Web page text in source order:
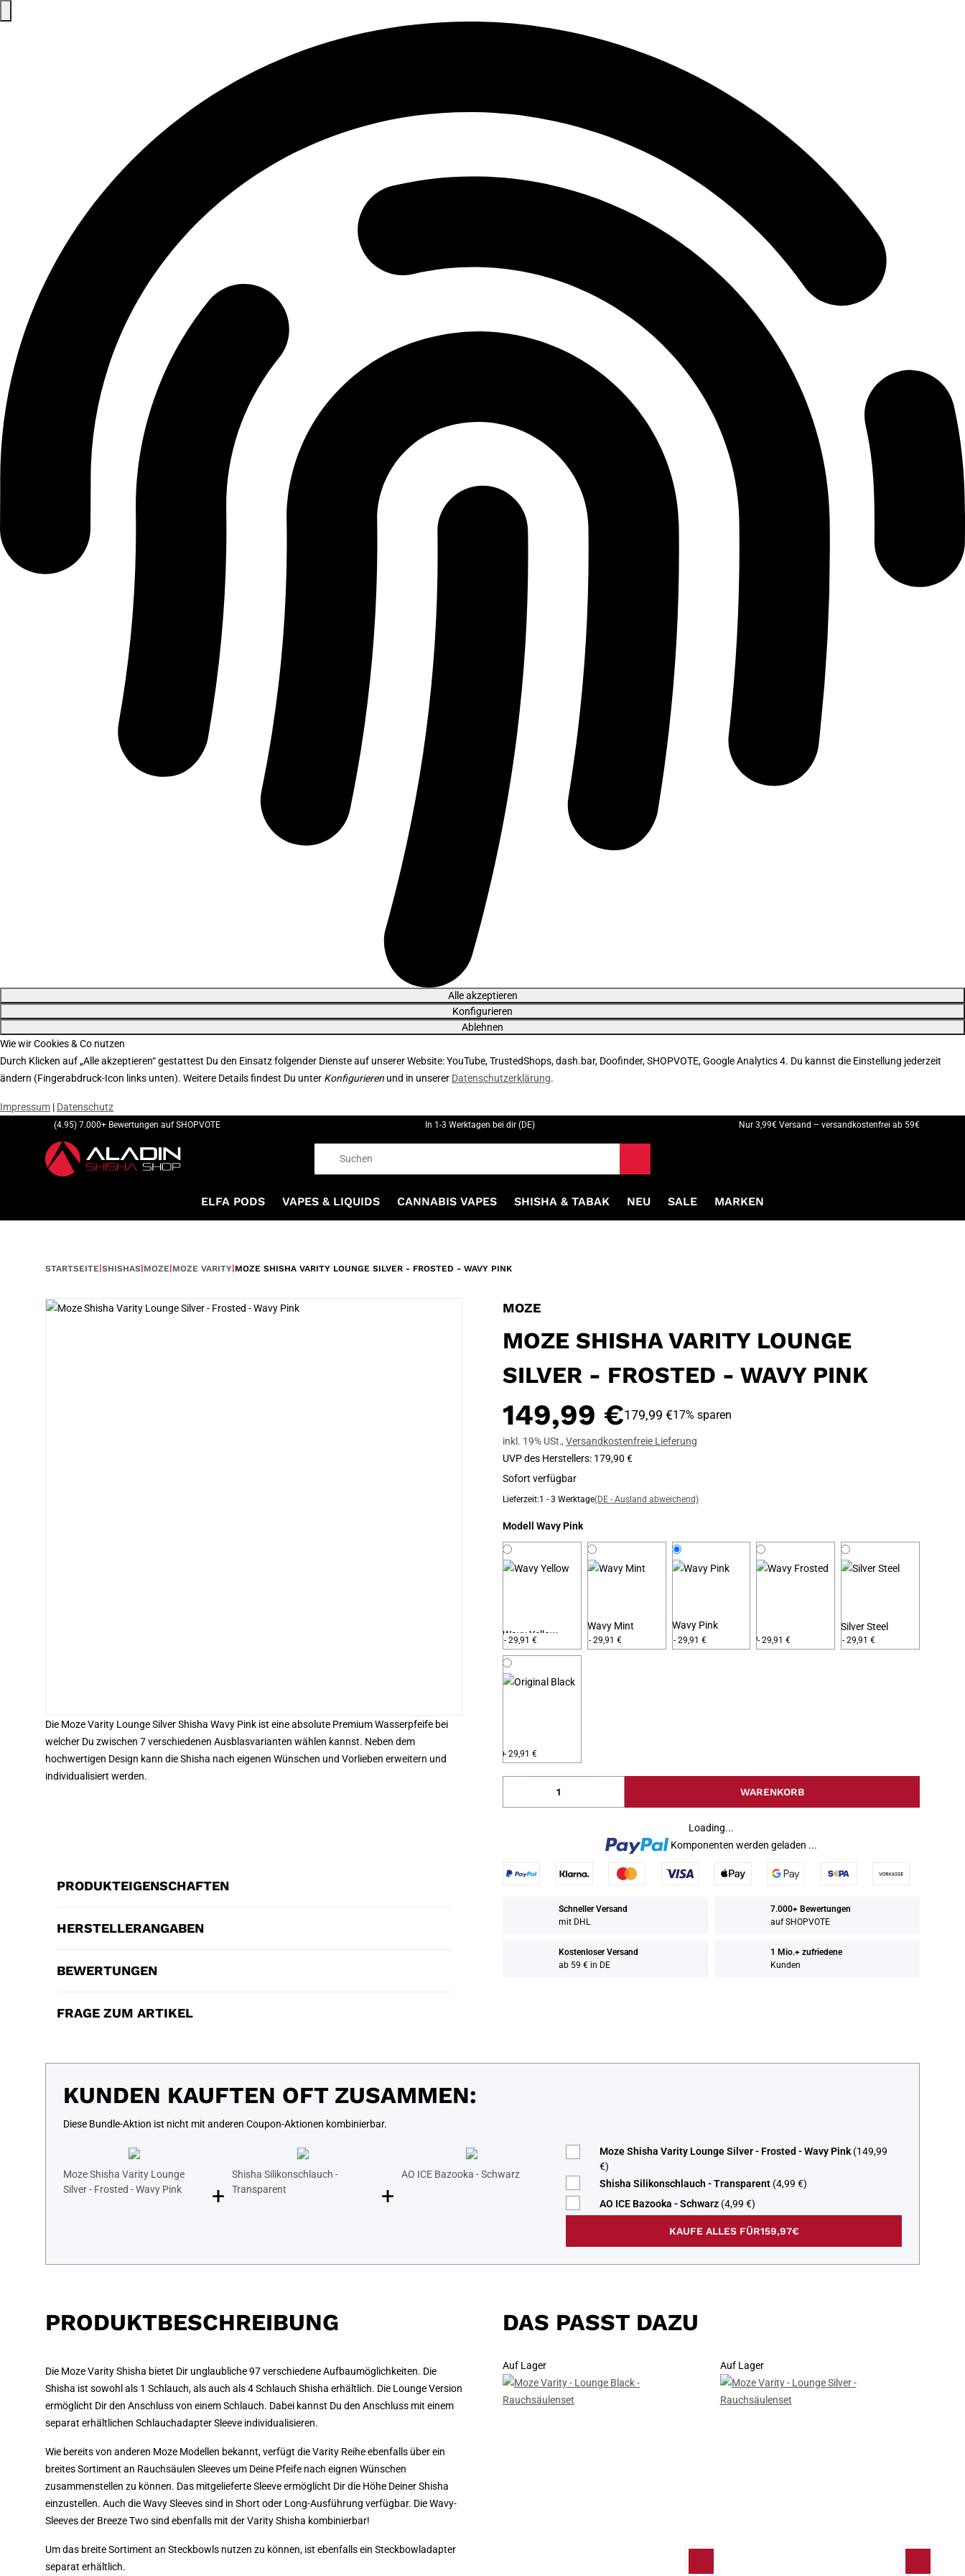
Alle akzeptieren
Konfigurieren
Ablehnen
Wie wir Cookies & Co nutzen
Durch Klicken auf „Alle akzeptieren“ gestattest Du den Einsatz folgender Dienste auf unserer Website: YouTube, TrustedShops, dash.bar, Doofinder, SHOPVOTE, Google Analytics 4. Du kannst die Einstellung jederzeit
ändern (Fingerabdruck-Icon links unten). Weitere Details findest Du unter Konfigurieren und in unserer Datenschutzerklärung.
Impressum | Datenschutz
(4.95) 7.000+ Bewertungen auf SHOPVOTE In 1-3 Werktagen bei dir (DE) Nur 3,99€ Versand – versandkostenfrei ab 59€
ELFA PODS VAPES & LIQUIDS CANNABIS VAPES SHISHA & TABAK NEU SALE MARKEN
STARTSEITE SHISHAS MOZE MOZE VARITY MOZE SHISHA VARITY LOUNGE SILVER - FROSTED - WAVY PINK
MOZE
MOZE SHISHA VARITY LOUNGE
SILVER - FROSTED - WAVY PINK
149,99 €179,99 €17% sparen
inkl. 19% USt., Versandkostenfreie Lieferung
UVP des Herstellers: 179,90 €
Sofort verfügbar
Lieferzeit:1 - 3 Werktage(DE - Ausland abweichend)
Modell Wavy Pink
Wavy Yellow
- 29,91 €
Wavy Mint
- 29,91 €
Wavy Pink
- 29,91 € Wavy Frosted
- 29,91 €
Silver Steel
- 29,91 €
Original Black
- 29,91 €
WARENKORB
Loading...
Komponenten werden geladen ...
Schneller Versand
mit DHL
7.000+ Bewertungen
auf SHOPVOTE
Kostenloser Versand
ab 59 € in DE
1 Mio.+ zufriedene
Kunden
Die Moze Varity Lounge Silver Shisha Wavy Pink ist eine absolute Premium Wasserpfeife bei
welcher Du zwischen 7 verschiedenen Ausblasvarianten wählen kannst. Neben dem
hochwertigen Design kann die Shisha nach eigenen Wünschen und Vorlieben erweitern und
individualisiert werden.
PRODUKTEIGENSCHAFTEN
HERSTELLERANGABEN
BEWERTUNGEN
FRAGE ZUM ARTIKEL
KUNDEN KAUFTEN OFT ZUSAMMEN:
Diese Bundle-Aktion ist nicht mit anderen Coupon-Aktionen kombinierbar.
Moze Shisha Varity Lounge
Silver - Frosted - Wavy Pink
+
Shisha Silikonschlauch -
Transparent
+
AO ICE Bazooka - Schwarz
Moze Shisha Varity Lounge Silver - Frosted - Wavy Pink(149,99
€)
Shisha Silikonschlauch - Transparent(4,99 €)
AO ICE Bazooka - Schwarz(4,99 €)
KAUFE ALLES FÜR159,97€
PRODUKTBESCHREIBUNG
Die Moze Varity Shisha bietet Dir unglaubliche 97 verschiedene Aufbaumöglichkeiten. Die
Shisha ist sowohl als 1 Schlauch, als auch als 4 Schlauch Shisha erhältlich. Die Lounge Version
ermöglicht Dir den Anschluss von einem Schlauch. Dabei kannst Du den Anschluss mit einem
separat erhältlichen Schlauchadapter Sleeve individualisieren.
Wie bereits von anderen Moze Modellen bekannt, verfügt die Varity Reihe ebenfalls über ein
breites Sortiment an Rauchsäulen Sleeves um Deine Pfeife nach eignen Wünschen
zusammenstellen zu können. Das mitgelieferte Sleeve ermöglicht Dir die Höhe Deiner Shisha
einzustellen. Auch die Wavy Sleeves sind in Short oder Long-Ausführung verfügbar. Die Wavy-
Sleeves der Breeze Two sind ebenfalls mit der Varity Shisha kombinierbar!
Um das breite Sortiment an Steckbowls nutzen zu können, ist ebenfalls ein Steckbowladapter
separat erhältlich.
DAS PASST DAZU
Auf Lager Auf Lager